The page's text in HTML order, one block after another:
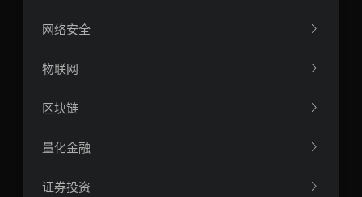
网络安全
物联网
区块链
量化金融
证券投资